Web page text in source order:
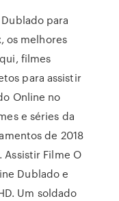
para
os melhores
filmes
para assistir
Online no
e séries da
de 2018
Assistir Filme O
Dublado e
Um soldado